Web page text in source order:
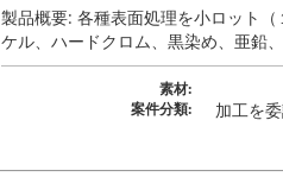
製品概要: 各種表面処理を小ロット
ケル、ハードクロム、黒染め、亜鉛、
素材:
案件分類:
加工を